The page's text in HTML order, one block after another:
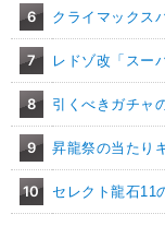
伝説ブロリー
6 クライマックス
7 レドゾ改「スー
8 引くべきガチャ
9 昇龍祭の当たり
10 セレクト龍石11